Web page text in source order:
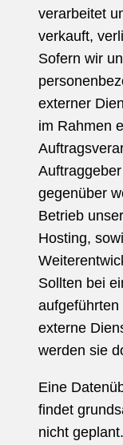
verarbeitet
verkauft,
Sofern wir
externer
im Rahmen
gegenüber
Betrieb
Hosting,
Sollten bei
externe
werden sie
Eine
findet
nicht